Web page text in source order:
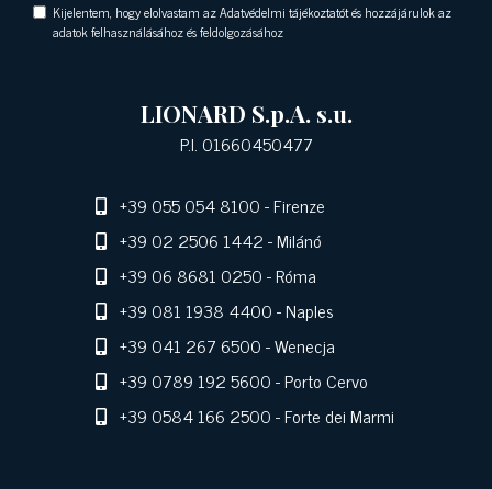
Kijelentem, hogy elolvastam az Adatvédelmi tájékoztatót és hozzájárulok az
adatok felhasználásához és feldolgozásához
LIONARD S.p.A. s.u.
P.I. 01660450477
+39 055 054 8100- Firenze
+39 02 2506 1442- Milánó
+39 06 8681 0250- Róma
+39 081 1938 4400- Naples
+39 041 267 6500- Wenecja
+39 0789 192 5600- Porto Cervo
+39 0584 166 2500- Forte dei Marmi